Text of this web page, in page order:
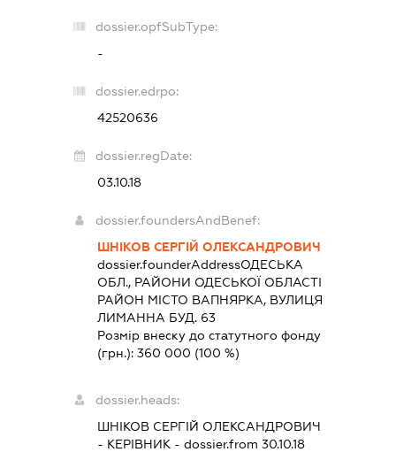
dossier.opfSubType:
-
dossier.edrpo:
42520636
dossier.regDate:
03.10.18
dossier.foundersAndBenef:
ШНІКОВ СЕРГІЙ ОЛЕКСАНДРОВИЧ
dossier.founderAddressОДЕСЬКА
ОБЛ., РАЙОНИ ОДЕСЬКОЇ ОБЛАСТІ
РАЙОН МІСТО ВАПНЯРКА, ВУЛИЦЯ
ЛИМАННА БУД. 63
Розмір внеску до статутного фонду
(грн.): 360 000 (100 %)
dossier.heads:
ШНІКОВ СЕРГІЙ ОЛЕКСАНДРОВИЧ
- КЕРІВНИК - dossier.from 30.10.18